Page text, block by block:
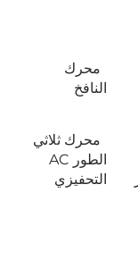
محرك
النافخ
محرك ثلاثي
الطور AC
التحفيزي